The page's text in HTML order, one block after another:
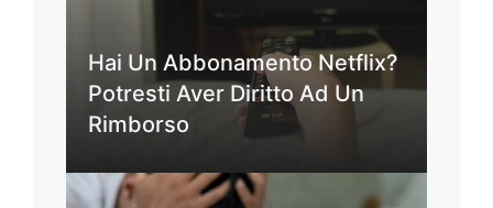
Hai Un Abbonamento Netflix?
Potresti Aver Diritto Ad Un
Rimborso